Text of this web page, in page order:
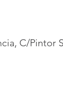
C/